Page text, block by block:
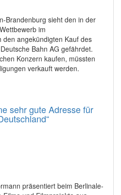
Brandenburg sieht den in der
im
angekündigten Kauf des
Bahn AG gefährdet.
Konzern kaufen, müssten
verkauft werden.
sehr gute Adresse für
präsentiert beim Berlinale-